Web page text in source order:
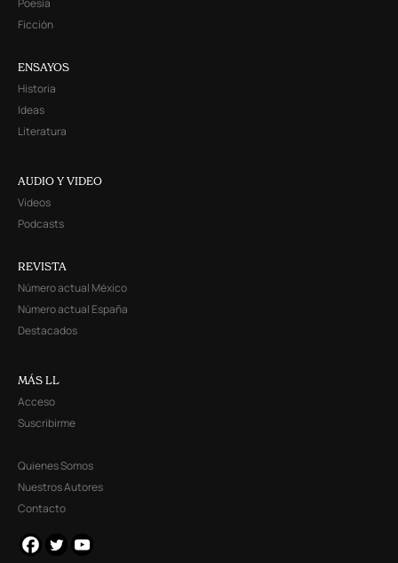
Poesía
Ficción
ENSAYOS
Historia
Ideas
Literatura
AUDIO Y VIDEO
Videos
Podcasts
REVISTA
Número actual México
Número actual España
Destacados
MÁS LL
Acceso
Suscribirme
Quienes Somos
Nuestros Autores
Contacto